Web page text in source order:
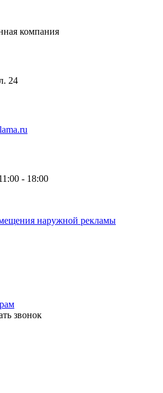
компания
24
- 18:00
наружной рекламы
звонок